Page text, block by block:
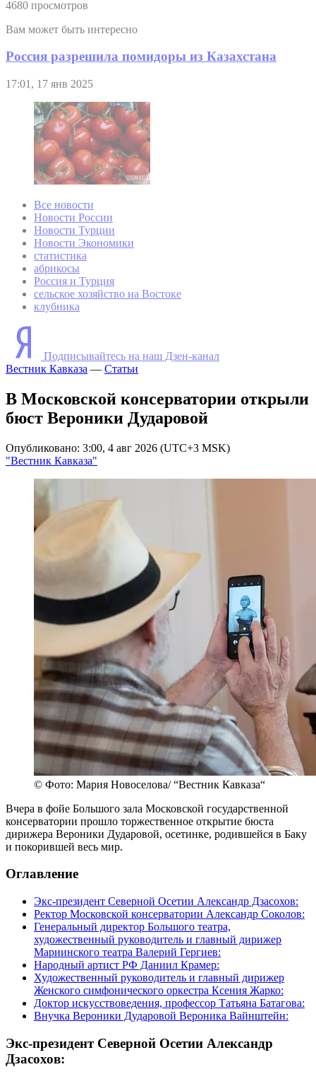
4680 просмотров
Вам может быть интересно
Россия разрешила помидоры из Казахстана
17:01, 17 янв 2025
Все новости
Новости России
Новости Турции
Новости Экономики
статистика
абрикосы
Россия и Турция
сельское хозяйство на Востоке
клубника
Подписывайтесь на наш Дзен-канал
Вестник Кавказа — Статьи
В Московской консерватории открыли
бюст Вероники Дударовой
Опубликовано: 3:00, 4 авг 2026 (UTC+3 MSK)
"Вестник Кавказа"
© Фото: Мария Новоселова/ “Вестник Кавказа“
Вчера в фойе Большого зала Московской государственной
консерватории прошло торжественное открытие бюста
дирижера Вероники Дударовой, осетинке, родившейся в Баку
и покорившей весь мир.
Оглавление
Экс-президент Северной Осетии Александр Дзасохов:
Ректор Московской консерватории Александр Соколов:
Генеральный директор Большого театра,
художественный руководитель и главный дирижер
Мариинского театра Валерий Гергиев:
Народный артист РФ Даниил Крамер:
Художественный руководитель и главный дирижер
Женского симфонического оркестра Ксения Жарко:
Доктор искусствоведения, профессор Татьяна Батагова:
Внучка Вероники Дударовой Вероника Вайнштейн:
Экс-президент Северной Осетии Александр
Дзасохов: